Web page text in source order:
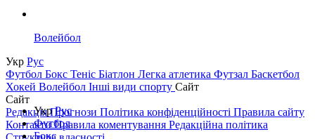
Волейбол
Укр Рус
Футбол Бокс Теніс Біатлон Легка атлетика Футзал Баскетбол
Хокей Волейбол Інші види спорту Сайт
Сайт
РедакціяПрогнози Політика конфіденційності Правила сайту
КонтактиПравила коментування Редакційна політика
УкрРус
Футбол
Бокс